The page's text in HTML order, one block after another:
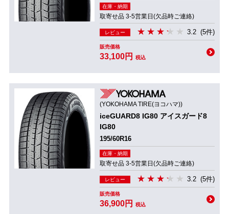
在庫・納期
取寄せ品 3-5営業日(欠品時ご連絡)
レビュー 3.2 (5件)
販売価格
33,100円 税込
(YOKOHAMA TIRE(ヨコハマ))
iceGUARD8 IG80 アイスガード8
IG80
195/60R16
在庫・納期
取寄せ品 3-5営業日(欠品時ご連絡)
レビュー 3.2 (5件)
販売価格
36,900円 税込